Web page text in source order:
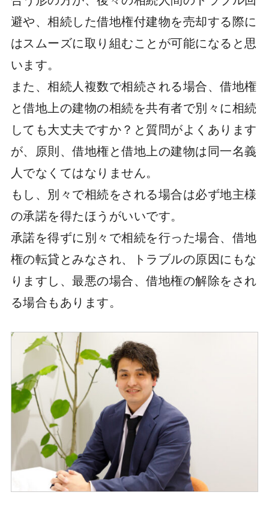
避や、相続した借地権付建物を売却する際に
はスムーズに取り組むことが可能になると思
います。
また、相続人複数で相続される場合、借地権
と借地上の建物の相続を共有者で別々に相続
しても大丈夫ですか？と質問がよくあります
が、原則、借地権と借地上の建物は同一名義
人でなくてはなりません。
もし、別々で相続をされる場合は必ず地主様
の承諾を得たほうがいいです。
承諾を得ずに別々で相続を行った場合、借地
権の転貸とみなされ、トラブルの原因にもな
りますし、最悪の場合、借地権の解除をされ
る場合もあります。